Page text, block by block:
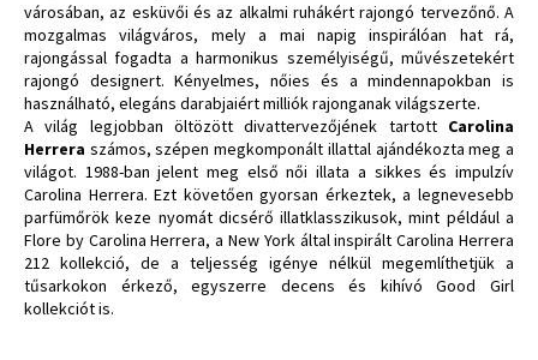
városában, az esküvői és az alkalmi ruhákért rajongó tervezőnő. A
mozgalmas világváros, mely a mai napig inspirálóan hat rá,
rajongással fogadta a harmonikus személyiségű, művészetekért
rajongó designert. Kényelmes, nőies és a mindennapokban is
használható, elegáns darabjaiért milliók rajonganak világszerte.
A világ legjobban öltözött divattervezőjének tartott Carolina
Herrera számos, szépen megkomponált illattal ajándékozta meg a
világot. 1988-ban jelent meg első női illata a sikkes és impulzív
Carolina Herrera. Ezt követően gyorsan érkeztek, a legnevesebb
parfümőrök keze nyomát dicsérő illatklasszikusok, mint például a
Flore by Carolina Herrera, a New York által inspirált Carolina Herrera
212 kollekció, de a teljesség igénye nélkül megemlíthetjük a
tűsarkokon érkező, egyszerre decens és kihívó Good Girl
kollekciót is.